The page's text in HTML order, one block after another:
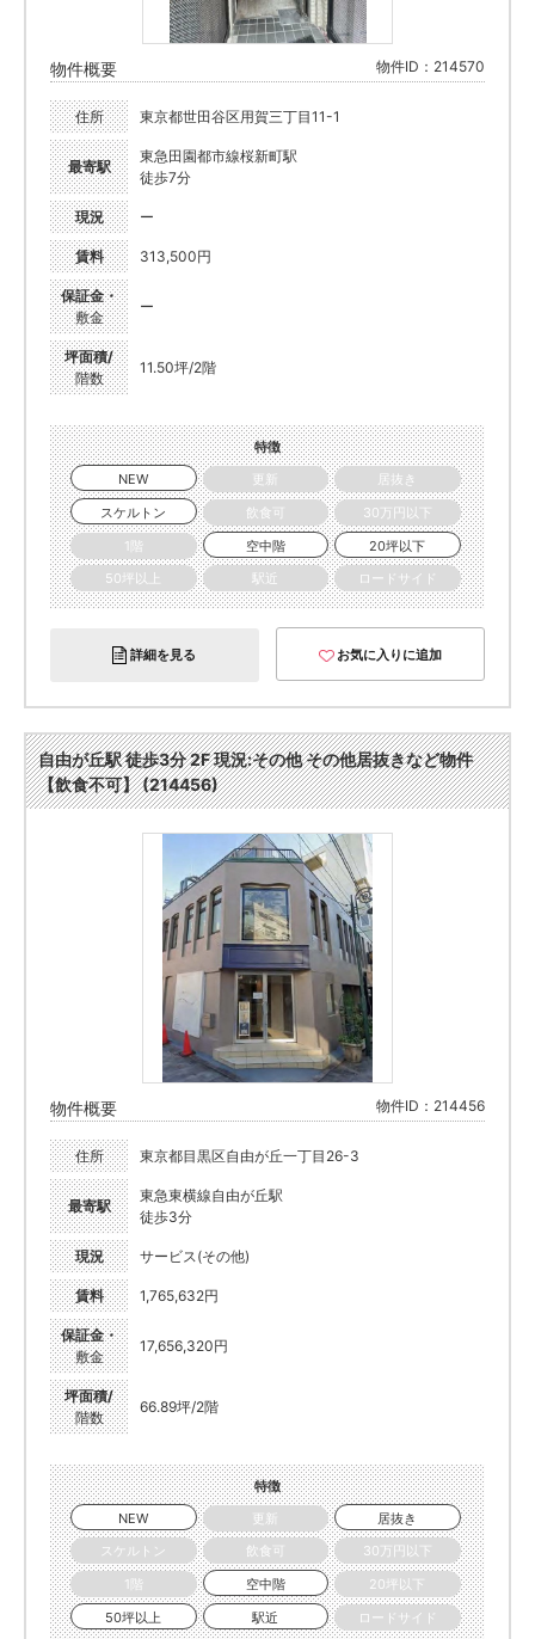
物件概要 物件ID：214570
住所 東京都世田谷区用賀三丁目11-1
最寄駅
東急田園都市線桜新町駅
徒歩7分
現況 ー
賃料 313,500円
保証金・
敷金
ー
坪面積/
階数
11.50坪/2階
特徴
NEW
更新
居抜き
スケルトン
飲食可
30万円以下
1階
空中階
20坪以下
50坪以上
駅近 ロードサイド
詳細を見る お気に入りに追加
自由が丘駅 徒歩3分 2F 現況:その他 その他居抜きなど物件
【飲食不可】 (214456)
物件概要 物件ID：214456
住所 東京都目黒区自由が丘一丁目26-3
最寄駅
東急東横線自由が丘駅
徒歩3分
現況 サービス(その他)
賃料 1,765,632円
保証金・
敷金
17,656,320円
坪面積/
階数
66.89坪/2階
特徴
NEW
更新
居抜き
スケルトン
飲食可
30万円以下
1階
空中階
20坪以下
50坪以上
駅近 ロードサイド